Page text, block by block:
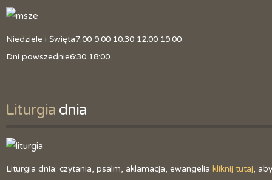
Niedziele i Święta7:00 9:00 10:30 12:00 19:00
Dni powszednie6:30 18:00
Liturgia dnia
Liturgia dnia: czytania, psalm, aklamacja, ewangelia kliknij tutaj,